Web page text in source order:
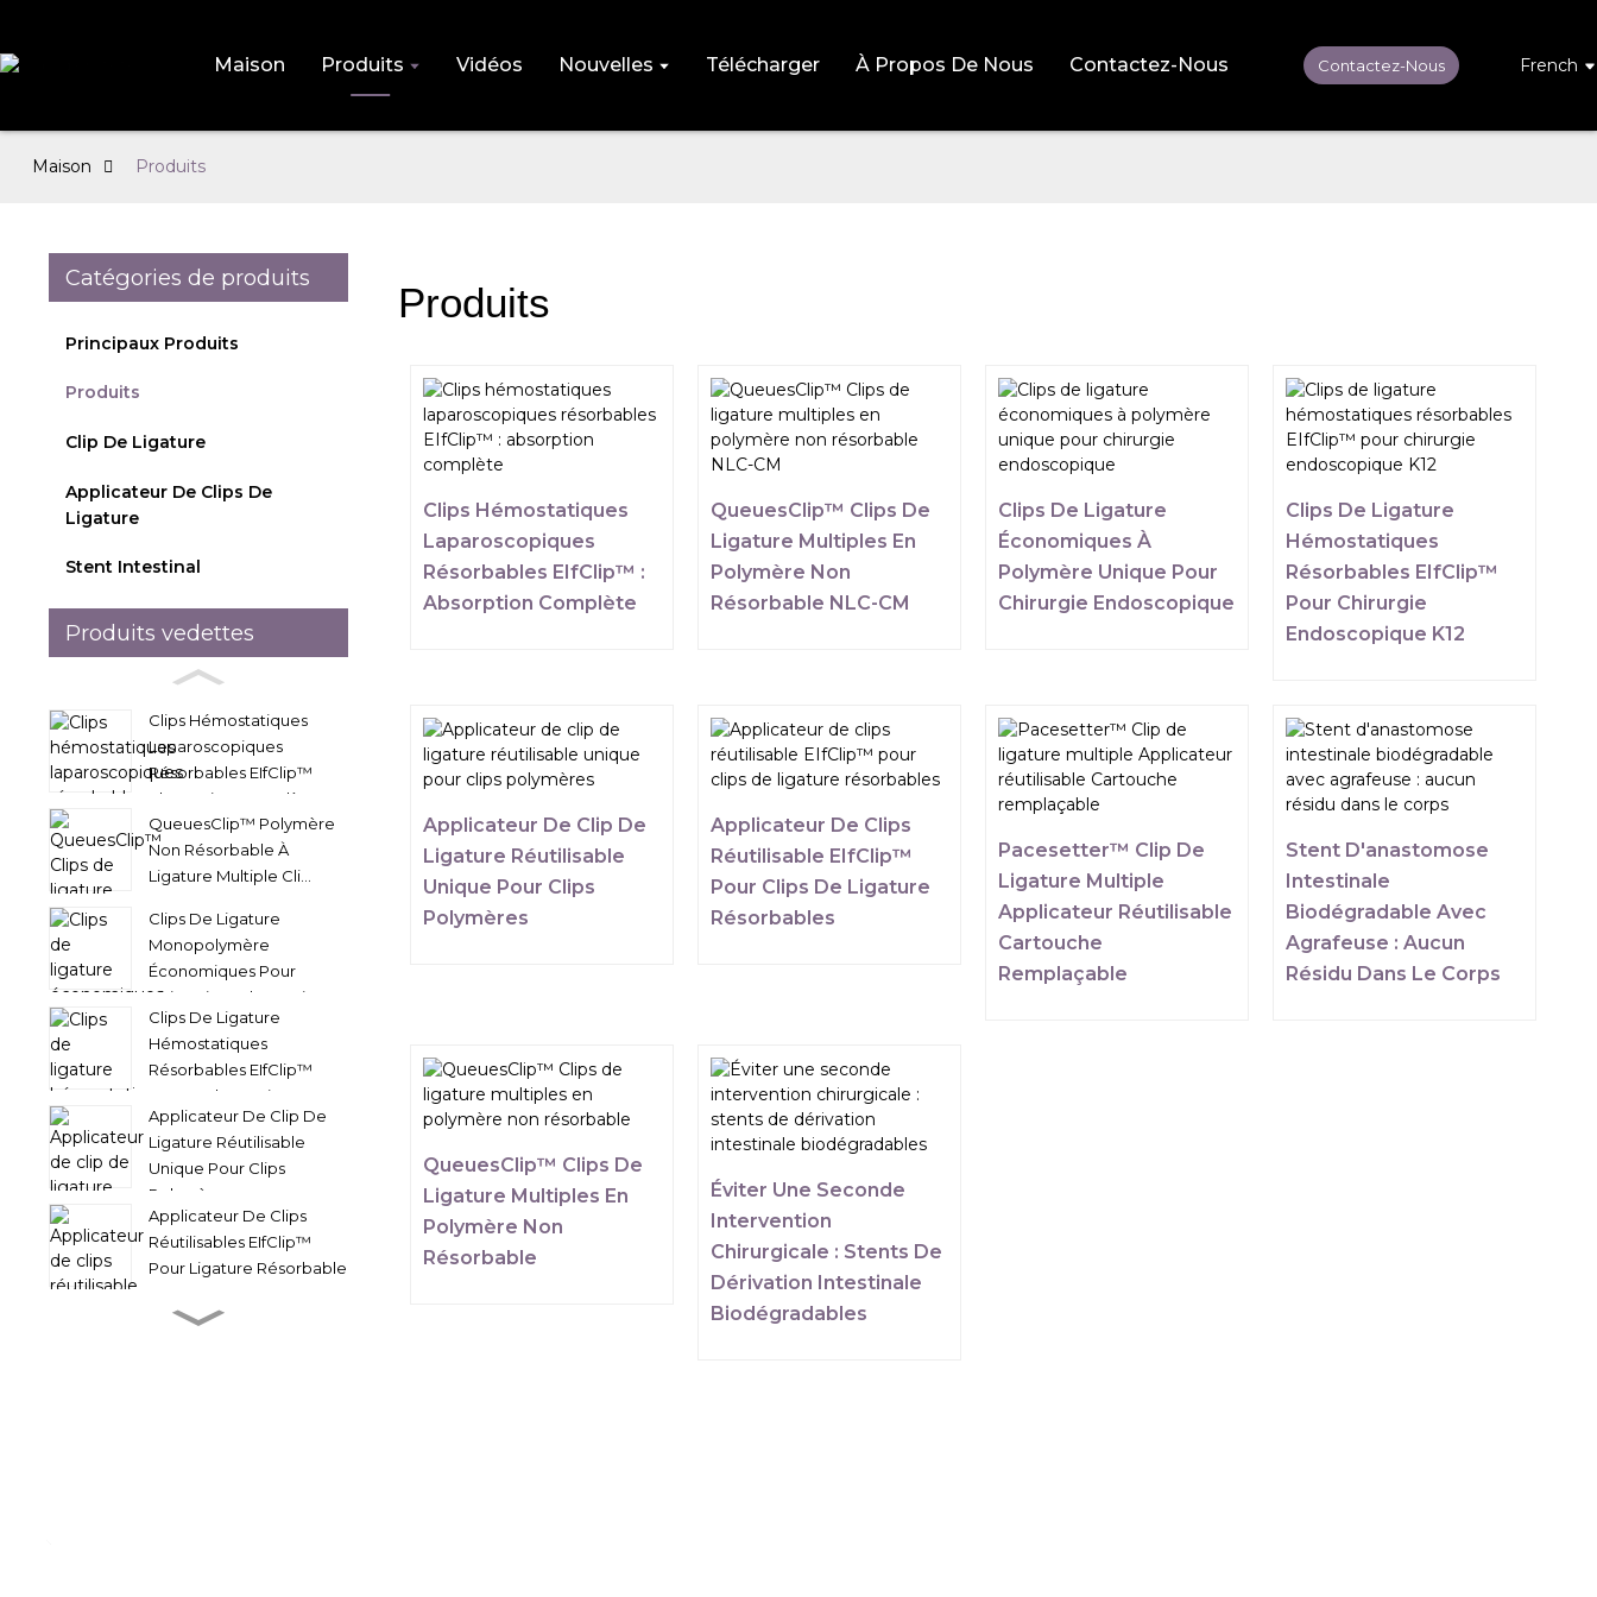
Maison Produits Vidéos Nouvelles Télécharger À Propos De Nous Contactez-Nous Contactez-Nous French
Maison Produits
Catégories de produits
Principaux Produits
Produits
Clip De Ligature
Applicateur De Clips De
Ligature
Stent Intestinal
Produits vedettes
Clips Hémostatiques
Laparoscopiques
Résorbables EIfClip™
Absorption Complète...
QueuesClip™ Polymère
Non Résorbable À
Ligature Multiple Cli...
Clips De Ligature
Monopolymère
Économiques Pour
Chirurgie Endoscopique...
Clips De Ligature
Hémostatiques
Résorbables EIfClip™
Pour Endoscopie...
Applicateur De Clip De
Ligature Réutilisable
Unique Pour Clips
Polymères
Applicateur De Clips
Réutilisables EIfClip™
Pour Ligature Résorbable
Pacesetter™ Pince À
Produits
Clips Hémostatiques
Laparoscopiques
Résorbables EIfClip™ :
Absorption Complète
QueuesClip™ Clips De
Ligature Multiples En
Polymère Non
Résorbable NLC-CM
Clips De Ligature
Économiques À
Polymère Unique Pour
Chirurgie Endoscopique
Clips De Ligature
Hémostatiques
Résorbables EIfClip™
Pour Chirurgie
Endoscopique K12
Applicateur De Clip De
Ligature Réutilisable
Unique Pour Clips
Polymères
Applicateur De Clips
Réutilisable EIfClip™
Pour Clips De Ligature
Résorbables
Pacesetter™ Clip De
Ligature Multiple
Applicateur Réutilisable
Cartouche
Remplaçable
Stent D'anastomose
Intestinale
Biodégradable Avec
Agrafeuse : Aucun
Résidu Dans Le Corps
QueuesClip™ Clips De
Ligature Multiples En
Polymère Non
Résorbable
Éviter Une Seconde
Intervention
Chirurgicale : Stents De
Dérivation Intestinale
Biodégradables